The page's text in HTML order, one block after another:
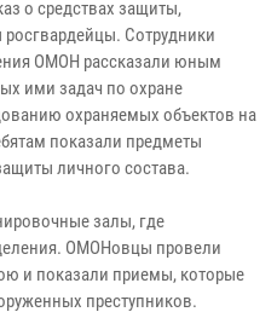
о средствах защиты,
Сотрудники
ОМОН рассказали юным
ими задач по охране
охраняемых объектов на
показали предметы
личного состава.
залы, где
ОМОНовцы провели
и показали приемы, которые
преступников.